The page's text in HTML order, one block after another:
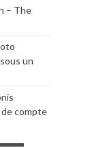
– The
un
compte